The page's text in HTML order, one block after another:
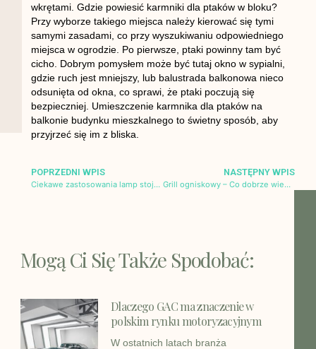
wkrętami. Gdzie powiesić karmniki dla ptaków w bloku?
Przy wyborze takiego miejsca należy kierować się tymi
samymi zasadami, co przy wyszukiwaniu odpowiedniego
miejsca w ogrodzie. Po pierwsze, ptaki powinny tam być
cicho. Dobrym pomysłem może być tutaj okno w sypialni,
gdzie ruch jest mniejszy, lub balustrada balkonowa nieco
odsunięta od okna, co sprawi, że ptaki poczują się
bezpieczniej. Umieszczenie karmnika dla ptaków na
balkonie budynku mieszkalnego to świetny sposób, aby
przyjrzeć się im z bliska.
POPRZEDNI WPIS
Ciekawe zastosowania lamp stojących
NASTĘPNY WPIS
Grill ogniskowy – Co dobrze wiedzieć przed jego zakupem?
Mogą Ci Się Także Spodobać:
Dlaczego GAC ma znaczenie w
polskim rynku motoryzacyjnym
W ostatnich latach branża